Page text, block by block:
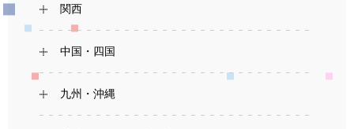
関西
中国・四国
九州・沖縄